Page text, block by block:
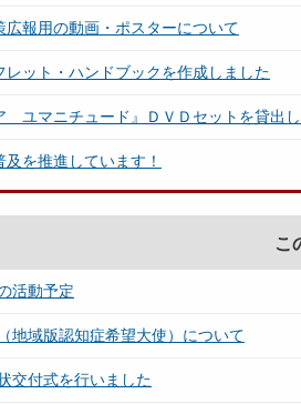
広報用の動画・ポスターについて
レット・ハンドブックを作成しました
ユマニチュード』ＤＶＤセットを貸出
及を推進しています！
こ
活動予定
地域版認知症希望大使）について
交付式を行いました